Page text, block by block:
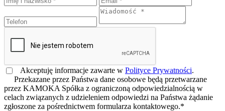
Akceptuję informacje zawarte w Polityce Prywatności.
Przekazane przez Państwa dane osobowe będą przetwarzane
przez KAMOKA Spółka z ograniczoną odpowiedzialnością w
celach związanych z udzieleniem odpowiedzi na Państwa żądanie
zgłoszone za pośrednictwem formularza kontaktowego.*